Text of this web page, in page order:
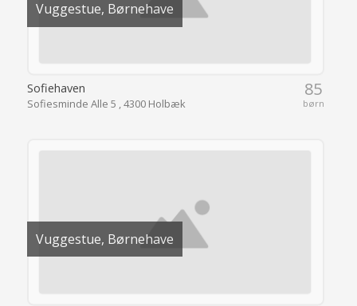
Vuggestue, Børnehave
85
børn
Sofiehaven
Sofiesminde Alle 5 , 4300 Holbæk
Vuggestue, Børnehave